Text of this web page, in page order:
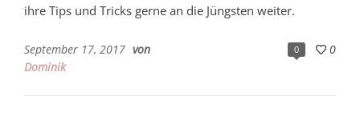
ihre Tips und Tricks gerne an die Jüngsten weiter.
0 0
September 17, 2017 von
Dominik